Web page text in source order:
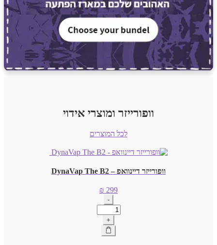
וופורייזר ומוצרי אידוי
לכל המוצרים
וופורייזר דיינוואפ – DynaVap The B2
₪ 299
-
כמות
של
וופורייזר
דיינוואפ
+